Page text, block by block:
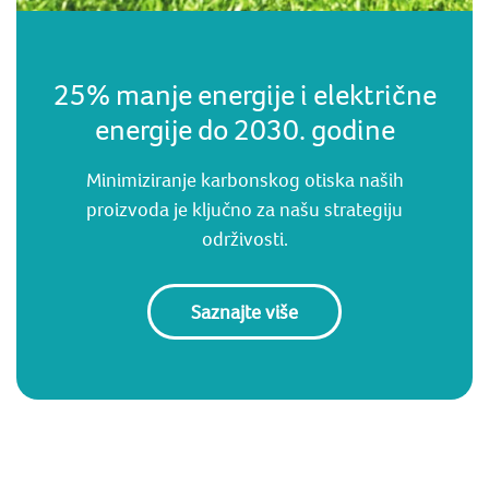
25% manje energije i električne
energije do 2030. godine
Minimiziranje karbonskog otiska naših
proizvoda je ključno za našu strategiju
održivosti.
Saznajte više